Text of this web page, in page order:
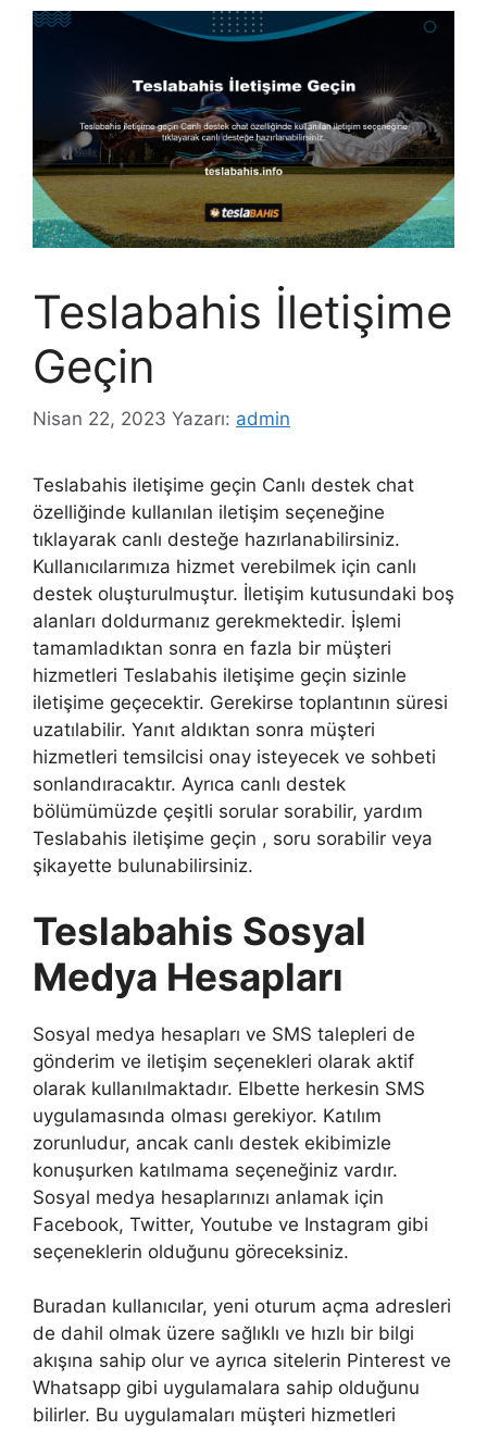
Teslabahis İletişime
Geçin
Nisan 22, 2023 Yazarı: admin
Teslabahis iletişime geçin Canlı destek chat
özelliğinde kullanılan iletişim seçeneğine
tıklayarak canlı desteğe hazırlanabilirsiniz.
Kullanıcılarımıza hizmet verebilmek için canlı
destek oluşturulmuştur. İletişim kutusundaki boş
alanları doldurmanız gerekmektedir. İşlemi
tamamladıktan sonra en fazla bir müşteri
hizmetleri Teslabahis iletişime geçin sizinle
iletişime geçecektir. Gerekirse toplantının süresi
uzatılabilir. Yanıt aldıktan sonra müşteri
hizmetleri temsilcisi onay isteyecek ve sohbeti
sonlandıracaktır. Ayrıca canlı destek
bölümümüzde çeşitli sorular sorabilir, yardım
Teslabahis iletişime geçin , soru sorabilir veya
şikayette bulunabilirsiniz.
Teslabahis Sosyal
Medya Hesapları
Sosyal medya hesapları ve SMS talepleri de
gönderim ve iletişim seçenekleri olarak aktif
olarak kullanılmaktadır. Elbette herkesin SMS
uygulamasında olması gerekiyor. Katılım
zorunludur, ancak canlı destek ekibimizle
konuşurken katılmama seçeneğiniz vardır.
Sosyal medya hesaplarınızı anlamak için
Facebook, Twitter, Youtube ve Instagram gibi
seçeneklerin olduğunu göreceksiniz.
Buradan kullanıcılar, yeni oturum açma adresleri
de dahil olmak üzere sağlıklı ve hızlı bir bilgi
akışına sahip olur ve ayrıca sitelerin Pinterest ve
Whatsapp gibi uygulamalara sahip olduğunu
bilirler. Bu uygulamaları müşteri hizmetleri